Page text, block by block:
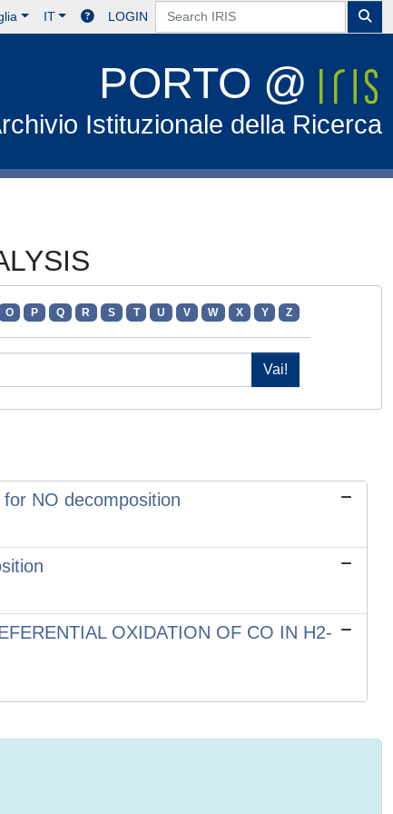
IT LOGIN
PORTO @
Istituzionale della Ricerca
O P Q R S T U V W X Y Z
NO decomposition
OXIDATION OF CO IN H2-